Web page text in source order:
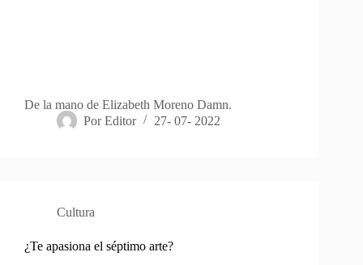
De la mano de Elizabeth Moreno Damn.
Por Editor 27- 07- 2022
Cultura
¿Te apasiona el séptimo arte?